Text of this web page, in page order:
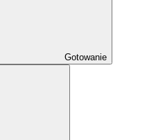
Gotowanie